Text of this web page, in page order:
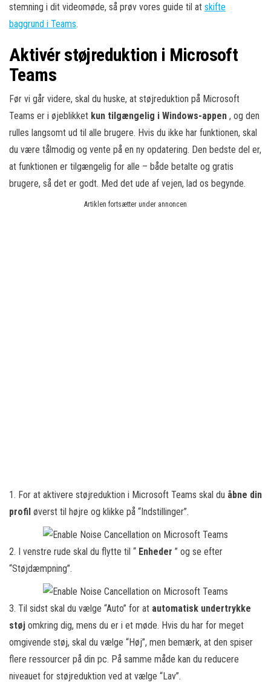
stemning i dit videomøde, så prøv vores guide til at skifte
baggrund i Teams.
Aktivér støjreduktion i Microsoft
Teams
Før vi går videre, skal du huske, at støjreduktion på Microsoft
Teams er i øjeblikket kun tilgængelig i Windows-appen , og den
rulles langsomt ud til alle brugere. Hvis du ikke har funktionen, skal
du være tålmodig og vente på en ny opdatering. Den bedste del er,
at funktionen er tilgængelig for alle – både betalte og gratis
brugere, så det er godt. Med det ude af vejen, lad os begynde.
Artiklen fortsætter under annoncen
1. For at aktivere støjreduktion i Microsoft Teams skal du åbne din
profil øverst til højre og klikke på “Indstillinger”.
2. I venstre rude skal du flytte til “ Enheder ” og se efter
“Støjdæmpning”.
3. Til sidst skal du vælge “Auto” for at automatisk undertrykke
støj omkring dig, mens du er i et møde. Hvis du har for meget
omgivende støj, skal du vælge “Høj”, men bemærk, at den spiser
flere ressourcer på din pc. På samme måde kan du reducere
niveauet for støjreduktion ved at vælge “Lav”.